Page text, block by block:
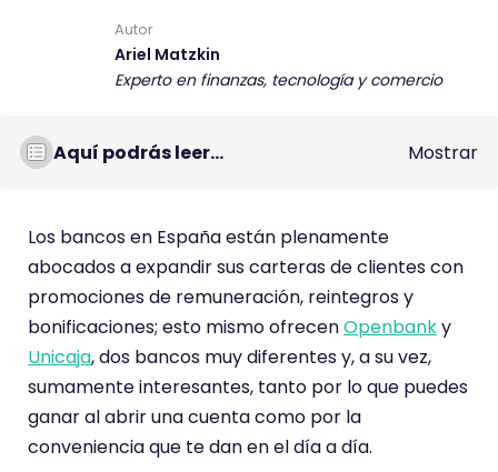
Autor
Ariel Matzkin
Experto en finanzas, tecnología y comercio
Aquí podrás leer... Mostrar
Los bancos en España están plenamente
abocados a expandir sus carteras de clientes con
promociones de remuneración, reintegros y
bonificaciones; esto mismo ofrecenOpenbanky
Unicaja, dos bancos muy diferentes y, a su vez,
sumamente interesantes, tanto por lo que puedes
ganar al abrir una cuenta como por la
conveniencia que te dan en el día a día.